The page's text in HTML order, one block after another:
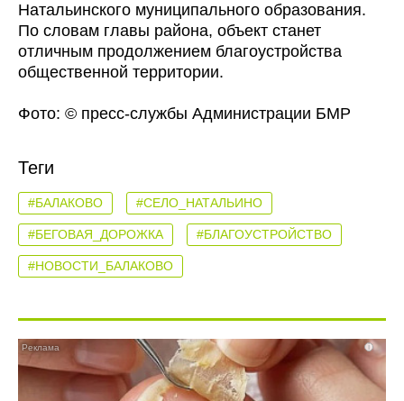
Натальинского муниципального образования.
По словам главы района, объект станет
отличным продолжением благоустройства
общественной территории.
Фото: © пресс-службы Администрации БМР
Теги
#БАЛАКОВО #СЕЛО_НАТАЛЬИНО
#БЕГОВАЯ_ДОРОЖКА #БЛАГОУСТРОЙСТВО
#НОВОСТИ_БАЛАКОВО
i